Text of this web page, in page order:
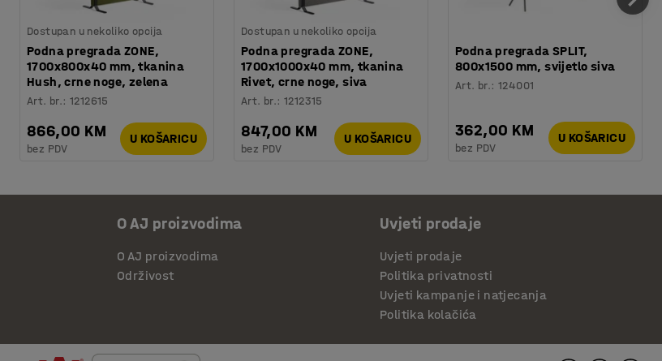
Dostupan u nekoliko opcija
Podna pregrada ZONE,
1700x800x40 mm, tkanina
Hush, crne noge, zelena
Art. br.:1212615
866,00 KM
bez PDV
U KOŠARICU
Dostupan u nekoliko opcija
Podna pregrada ZONE,
1700x1000x40 mm, tkanina
Rivet, crne noge, siva
Art. br.:1212315
847,00 KM
bez PDV
U KOŠARICU
Podna pregrada SPLIT,
800x1500 mm, svijetlo siva
Art. br.:124001
362,00 KM
bez PDV
U KOŠARICU
O AJ proizvodima
O AJ proizvodima
Održivost
Uvjeti prodaje
Uvjeti prodaje
Politika privatnosti
Uvjeti kampanje i natjecanja
Politika kolačića